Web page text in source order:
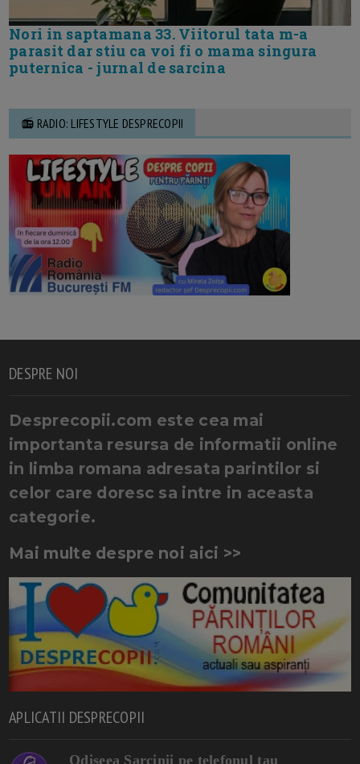
Nori in saptamana 33. Viitorul tata m-a
parasit dar stiu ca voi fi o mama singura
puternica - jurnal de sarcina
📻 RADIO: LIFESTYLE DESPRECOPII
DESPRE NOI
Desprecopii.com este cea mai
importanta resursa de informatii online
in limba romana adresata parintilor si
celor care doresc sa intre in aceasta
categorie.
Mai multe despre noi aici >>
APLICATII DESPRECOPII
Odiseea Sarcinii pe telefonul tau